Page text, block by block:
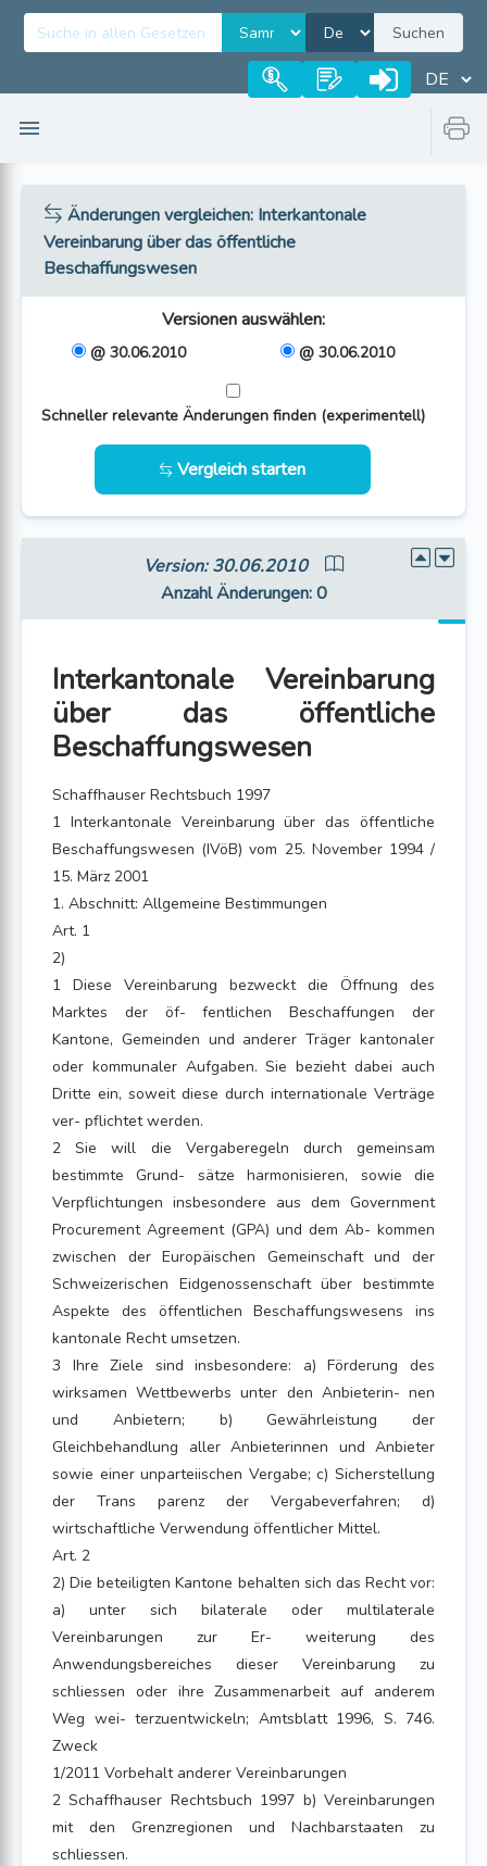
Suchen
Änderungen vergleichen: Interkantonale
Vereinbarung über das öffentliche
Beschaffungswesen
Versionen auswählen:
@ 30.06.2010 @ 30.06.2010
Schneller relevante Änderungen finden (experimentell)
Vergleich starten
Version: 30.06.2010
Anzahl Änderungen: 0
Interkantonale Vereinbarung
über das öffentliche
Beschaffungswesen
Schaffhauser Rechtsbuch 1997
1 Interkantonale Vereinbarung über das öffentliche
Beschaffungswesen (IVöB) vom 25. November 1994 /
15. März 2001
1. Abschnitt: Allgemeine Bestimmungen
Art. 1
2)
1 Diese Vereinbarung bezweckt die Öffnung des
Marktes der öf- fentlichen Beschaffungen der
Kantone, Gemeinden und anderer Träger kantonaler
oder kommunaler Aufgaben. Sie bezieht dabei auch
Dritte ein, soweit diese durch internationale Verträge
ver- pflichtet werden.
2 Sie will die Vergaberegeln durch gemeinsam
bestimmte Grund- sätze harmonisieren, sowie die
Verpflichtungen insbesondere aus dem Government
Procurement Agreement (GPA) und dem Ab- kommen
zwischen der Europäischen Gemeinschaft und der
Schweizerischen Eidgenossenschaft über bestimmte
Aspekte des öffentlichen Beschaffungswesens ins
kantonale Recht umsetzen.
3 Ihre Ziele sind insbesondere: a) Förderung des
wirksamen Wettbewerbs unter den Anbieterin- nen
und Anbietern; b) Gewährleistung der
Gleichbehandlung aller Anbieterinnen und Anbieter
sowie einer unparteiischen Vergabe; c) Sicherstellung
der Trans parenz der Vergabeverfahren; d)
wirtschaftliche Verwendung öffentlicher Mittel.
Art. 2
2) Die beteiligten Kantone behalten sich das Recht vor:
a) unter sich bilaterale oder multilaterale
Vereinbarungen zur Er- weiterung des
Anwendungsbereiches dieser Vereinbarung zu
schliessen oder ihre Zusammenarbeit auf anderem
Weg wei- terzuentwickeln; Amtsblatt 1996, S. 746.
Zweck
1/2011 Vorbehalt anderer Vereinbarungen
2 Schaffhauser Rechtsbuch 1997 b) Vereinbarungen
mit den Grenzregionen und Nachbarstaaten zu
schliessen.